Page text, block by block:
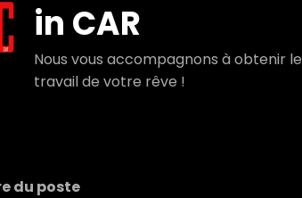
in CAR
Nous vous accompagnons à obtenir le
travail de votre rêve !
du poste